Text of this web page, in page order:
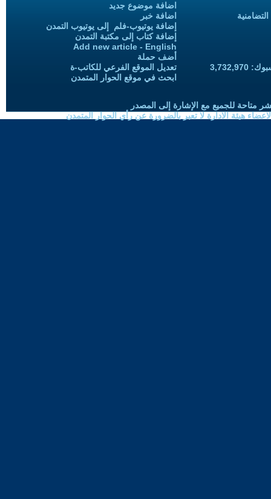
اضافة موضوع جديد
اضافة خبر
إضافة يوتيوب-فلم إلى يوتيوب التمدن
إضافة كتاب إلى مكتبة التمدن
Add new article - English
أضف حملة
تعديل الموقع الفرعي للكاتب-ة
ابحث في موقع الحوار المتمدن
متاحة للجميع مع الإشارة إلى المصدر
هيئة الادارة لا تعبر بالضرورة عن رأي الحوار المتمدن